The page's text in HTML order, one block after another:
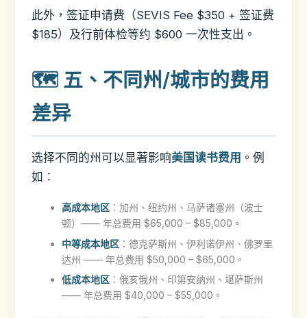
此外，签证申请费（SEVIS Fee $350 + 签证费
$185）及行前体检等约 $600 一次性支出。
🗺️ 五、不同州/城市的费用
差异
选择不同的州可以显著影响美国读书费用 。例
如：
高成本地区：加州、纽约州、马萨诸塞州（波士
顿）—— 年总费用 $65,000 – $85,000。
中等成本地区：德克萨斯州、伊利诺伊州、佛罗里
达州 —— 年总费用 $50,000 – $65,000。
低成本地区：俄亥俄州、印第安纳州、堪萨斯州
—— 年总费用 $40,000 – $55,000。